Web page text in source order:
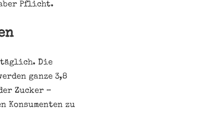
Pflicht.
täglich. Die
ganze 3,8
Zucker –
zu